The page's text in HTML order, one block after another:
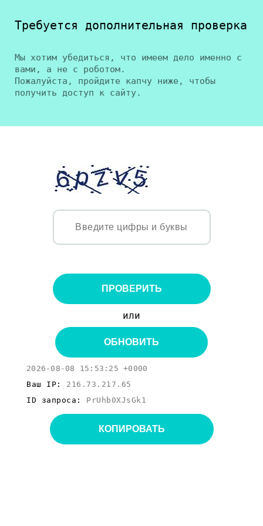
Требуется дополнительная проверка
Мы хотим убедиться, что имеем дело именно с
вами, а не с роботом.
Пожалуйста, пройдите капчу ниже, чтобы
получить доступ к сайту.
ПРОВЕРИТЬ
или
ОБНОВИТЬ
2026-08-08 15:53:25 +0000
Ваш IP: 216.73.217.65
ID запроса: PrUhb0XJsGk1
КОПИРОВАТЬ